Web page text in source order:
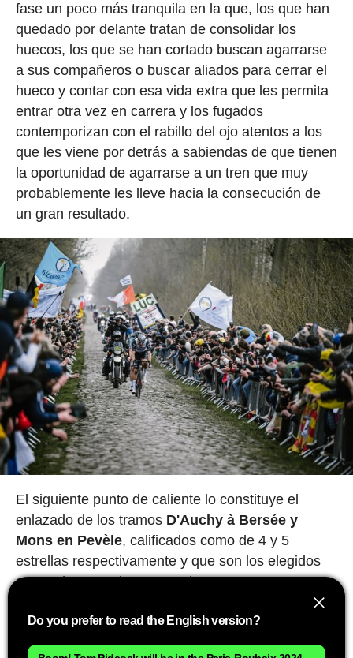
fase un poco más tranquila en la que, los que han
quedado por delante tratan de consolidar los
huecos, los que se han cortado buscan agarrarse
a sus compañeros o buscar aliados para cerrar el
hueco y contar con esa vida extra que les permita
entrar otra vez en carrera y los fugados
contemporizan con el rabillo del ojo atentos a los
que les viene por detrás a sabiendas de que tienen
la oportunidad de agarrarse a un tren que muy
probablemente les lleve hacia la consecución de
un gran resultado.
El siguiente punto de caliente lo constituye el
enlazado de los tramosD'Auchy à Bersée y
Mons en Pevèle, calificados como de 4 y 5
estrellas respectivamente y que son los elegidos
en muchas ocasiones para buscar un ataque
ganador desde lejos. Salga o no, aquí la carrera
suele quedar reducida a un escaso grupito de
elegidos que ponen sus miras en la parte final de
Do you prefer to read the English version?